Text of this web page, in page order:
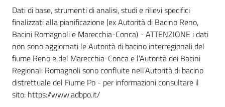
Temi
Documentazione
Comunicazione
Dati di base, strumenti di analisi, studi e rilievi specifici
finalizzati alla pianificazione (ex Autorità di Bacino Reno,
Bacini Romagnoli e Marecchia-Conca) - ATTENZIONE i dati
non sono aggiornati le Autorità di bacino interregionali del
fiume Reno e del Marecchia-Conca e l’Autorità dei Bacini
Regionali Romagnoli sono confluite nell’Autorità di bacino
distrettuale del Fiume Po - per informazioni consultare il
sito: https://www.adbpo.it/